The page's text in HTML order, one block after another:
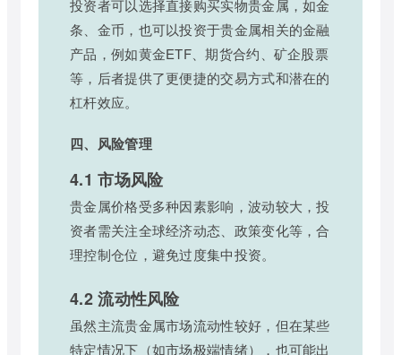
投资者可以选择直接购买实物贵金属，如金
条、金币，也可以投资于贵金属相关的金融
产品，例如黄金ETF、期货合约、矿企股票
等，后者提供了更便捷的交易方式和潜在的
杠杆效应。
四、风险管理
4.1 市场风险
贵金属价格受多种因素影响，波动较大，投
资者需关注全球经济动态、政策变化等，合
理控制仓位，避免过度集中投资。
4.2 流动性风险
虽然主流贵金属市场流动性较好，但在某些
特定情况下（如市场极端情绪），也可能出